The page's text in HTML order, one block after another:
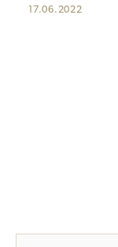
17.06.2022